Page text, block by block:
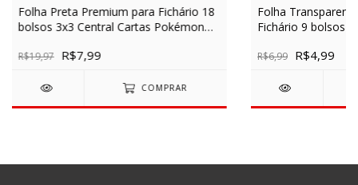
Folha Preta Premium para Fichário 18
bolsos 3x3 Central Cartas Pokémon
R$19,97 R$7,99
COMPRAR
Folha
Fichário 9 bolsos
Álbum Pasta
R$6,99 R$4,99